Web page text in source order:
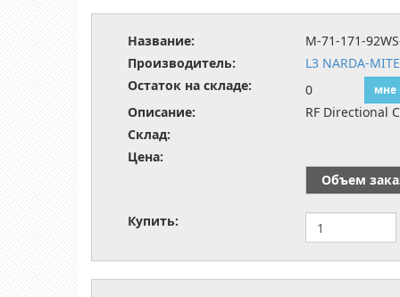
Название:
M-71-171-
Производитель:
L3 NARDA-
Остаток на складе:
0 мне
Описание:
RF Directional
Склад:
Цена:
Объем
Купить: